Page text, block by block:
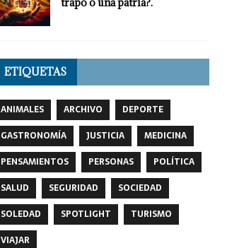
ETIQUETAS
ANIMALES ARCHIVO
DEPORTE
GASTRONOMÍA
JUSTICIA
MEDICINA
PENSAMIENTOS
PERSONAS
POLÍTICA
SALUD
SEGURIDAD
SOCIEDAD
SOLEDAD
SPOTLIGHT
TURISMO
VIAJAR